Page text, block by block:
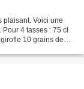
plaisant. Voici une
4 tasses : 75 cl
10 grains de